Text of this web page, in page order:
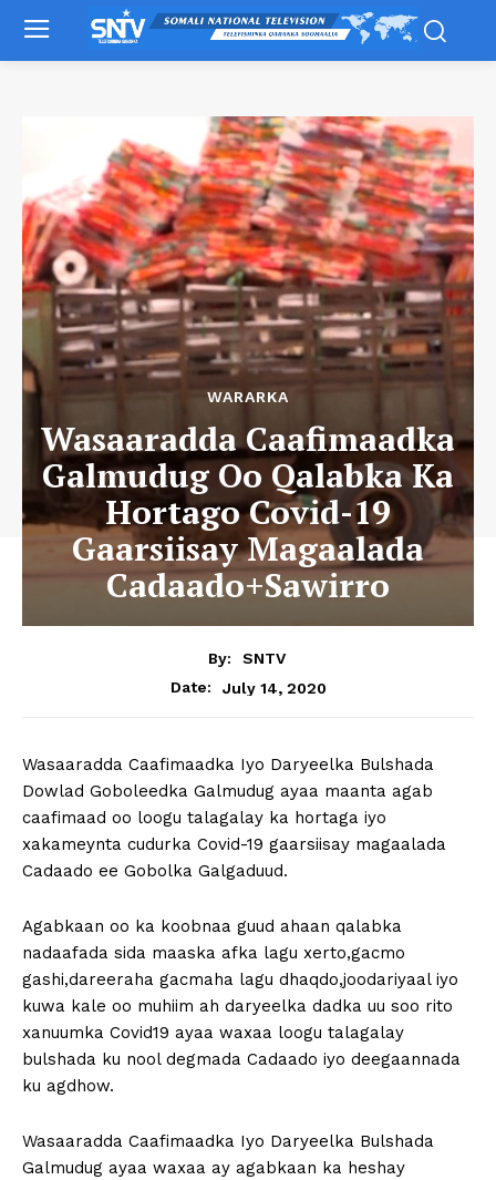
WARARKA
Wasaaradda Caafimaadka
Galmudug Oo Qalabka Ka
Hortago Covid-19
Gaarsiisay Magaalada
Cadaado+Sawirro
By:
SNTV
Date:
July 14, 2020
Wasaaradda Caafimaadka Iyo Daryeelka Bulshada
Dowlad Goboleedka Galmudug ayaa maanta agab
caafimaad oo loogu talagalay ka hortaga iyo
xakameynta cudurka Covid-19 gaarsiisay magaalada
Cadaado ee Gobolka Galgaduud.
Agabkaan oo ka koobnaa guud ahaan qalabka
nadaafada sida maaska afka lagu xerto,gacmo
gashi,dareeraha gacmaha lagu dhaqdo,joodariyaal iyo
kuwa kale oo muhiim ah daryeelka dadka uu soo rito
xanuumka Covid19 ayaa waxaa loogu talagalay
bulshada ku nool degmada Cadaado iyo deegaannada
ku agdhow.
Wasaaradda Caafimaadka Iyo Daryeelka Bulshada
Galmudug ayaa waxaa ay agabkaan ka heshay